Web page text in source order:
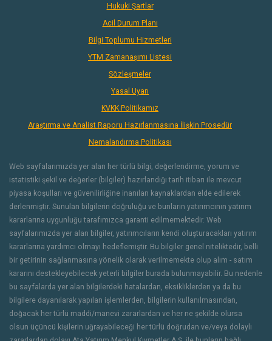
Hukuki Şartlar
Acil Durum Planı
Bilgi Toplumu Hizmetleri
YTM Zamanaşımı Listesi
Sözleşmeler
Yasal Uyarı
KVKK Politikamız
Araştırma ve Analist Raporu Hazırlanmasına İlişkin Prosedür
Nemalandırma Politikası
Web sayfalarımızda yer alan her türlü bilgi, değerlendirme, yorum ve
istatistiki şekil ve değerler (bilgiler) hazırlandığı tarih itibarı ile mevcut
piyasa koşulları ve güvenilirliğine inanılan kaynaklardan elde edilerek
derlenmiştir. Sunulan bilgilerin doğruluğu ve bunların yatırımcının yatırım
kararlarına uygunluğu tarafımızca garanti edilmemektedir. Web
sayfalarımızda yer alan bilgiler, yatırımcıların kendi oluşturacakları yatırım
kararlarına yardımcı olmayı hedeflemiştir. Bu bilgiler genel niteliktedir, belli
bir getirinin sağlanmasına yönelik olarak verilmemekte olup alım - satım
kararını destekleyebilecek yeterli bilgiler burada bulunmayabilir. Bu nedenle
bu sayfalarda yer alan bilgilerdeki hatalardan, eksikliklerden ya da bu
bilgilere dayanılarak yapılan işlemlerden, bilgilerin kullanılmasından,
doğacak her türlü maddi/manevi zararlardan ve her ne şekilde olursa
olsun üçüncü kişilerin uğrayabileceği her türlü doğrudan ve/veya dolaylı